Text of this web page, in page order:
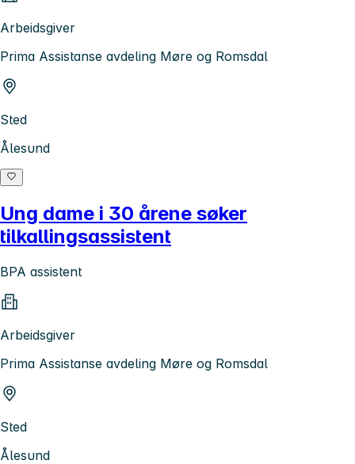
Arbeidsgiver
Prima Assistanse avdeling Møre og Romsdal
Sted
Ålesund
Ung dame i 30 årene søker
tilkallingsassistent
BPA assistent
Arbeidsgiver
Prima Assistanse avdeling Møre og Romsdal
Sted
Ålesund